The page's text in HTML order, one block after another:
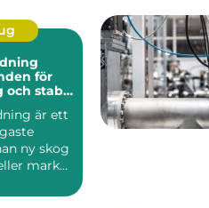
och stabil
är ett
ny skog
mark